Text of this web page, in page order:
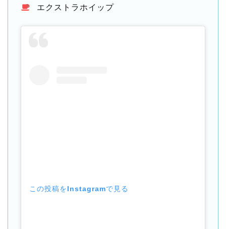
エクストラホイップ
この投稿をInstagramで見る